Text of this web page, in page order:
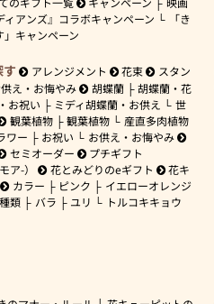
ィアンズ』コラボキャンペーン
「き
」キャンペーン
アレンジメント 花束
スタン
え・お悔やみ 胡蝶蘭
胡蝶蘭・花
お祝い ミディ胡蝶蘭・お供え
世
観葉植物 観葉植物
産直多肉植物
ワー
お祝い
お供え・お悔やみ
セミオーダー
プチギフト
ア-）
花とみどりのeギフト
花キ
カラー ピンク
イエローオレンジ
類 バラ ユリ トルコキキョウ